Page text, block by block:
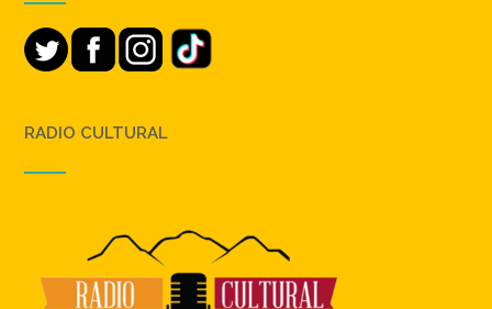
RADIO CULTURAL